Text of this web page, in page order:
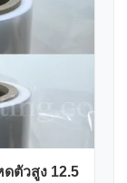
ตัวสูง 12.5